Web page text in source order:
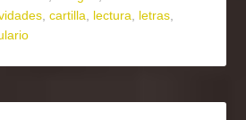
,cartilla, lectura, letras,